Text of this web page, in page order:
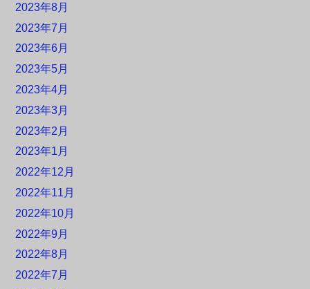
2023年8月
2023年7月
2023年6月
2023年5月
2023年4月
2023年3月
2023年2月
2023年1月
2022年12月
2022年11月
2022年10月
2022年9月
2022年8月
2022年7月